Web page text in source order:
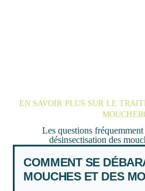
EN SAVOIR PLUS SUR LE
Les questions fréquemment
désinsectisation des
COMMENT SE
MOUCHES ET DES